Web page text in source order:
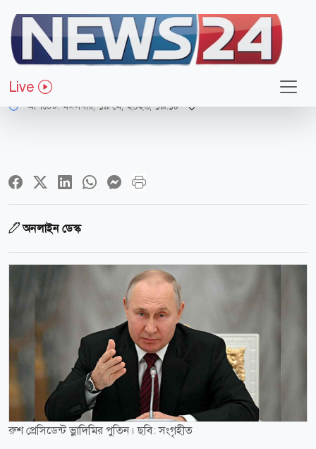
Live
আন্তর্জাতিক
চীন সফরের আগে পুতিনের ভিডিওবার্তা
আপডেট: মঙ্গলবার, ১৯ মে, ২০২৬, ১৯:১৮
অনলাইন ডেস্ক
রুশ প্রেসিডেন্ট ভ্লাদিমির পুতিন। ছবি: সংগৃহীত